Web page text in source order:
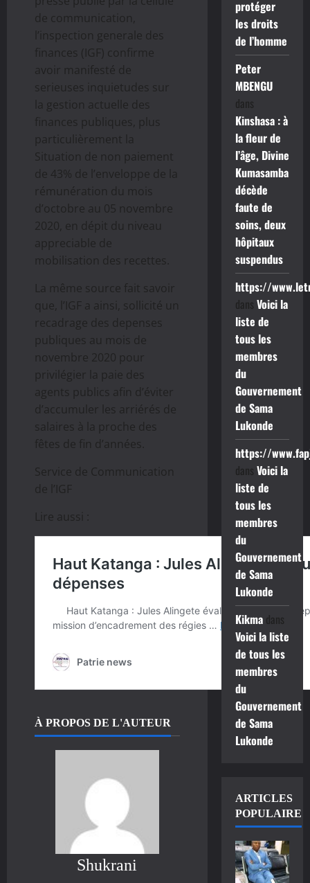
de communication,
l’inspection generale des
finances (IGF) confirme
avoir manifesté de
serieuses inquietudes sur
la gestion actuelle des
finances publiques, plus
particulièrement la
Situation de non paiement
de 43% de l’enveloppe de la
rémunération du mois
d’octobre au 05 novembre
2020, en dépit du niveau
appreciable de
mobilisation des recettes.
La même source fait savoir
que, l’IGF a ainsi, sollicité un
recadrage des depenses
publiques au mois de
novembre 2020 pour
privilégier la paie des
agents publics afin d’éviter
d’accumuler les arriérés de
salaires à la proche des
fêtes de fin d’années.
Service de Communication
de l’IGF
Lire aussi :
À PROPOS DE L'AUTEUR
Shukrani
protéger
les droits
de l’homme
Peter
MBENGU
dans
Kinshasa : à
la fleur de
l’âge, Divine
Kumasamba
décède
faute de
soins, deux
hôpitaux
suspendus
https://
dans Voici la
liste de
tous les
membres
du
Gouvernement
de Sama
Lukonde
https://
dans Voici la
liste de
tous les
membres
du
Gouvernement
de Sama
Lukonde
Kikmadans
Voici la liste
de tous les
membres
du
Gouvernement
de Sama
Lukonde
ARTICLES
POPULAIRE